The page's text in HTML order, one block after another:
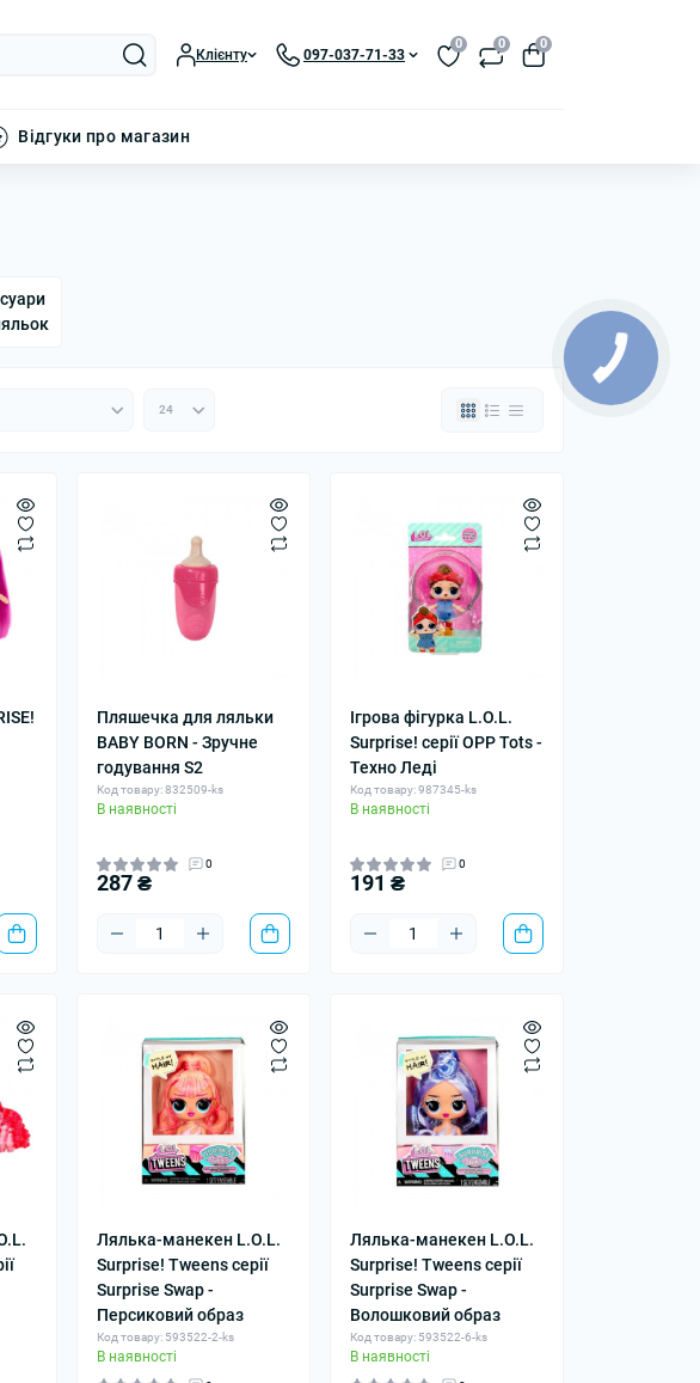
Клієнту 097-037-71-33
0 0 0
Відгуки про магазин
Пляшечка для ляльки
BABY BORN - Зручне
годування S2
Код товару: 832509-ks
В наявності
0
287 ₴
Ігрова фігурка L.O.L.
Surprise! серії OPP Tots -
Техно Леді
Код товару: 987345-ks
В наявності
0
191 ₴
Лялька-манекен L.O.L.
Surprise! Tweens серії
Surprise Swap -
Персиковий образ
Код товару: 593522-2-ks
В наявності
Лялька-манекен L.O.L.
Surprise! Tweens серії
Surprise Swap -
Волошковий образ
Код товару: 593522-6-ks
В наявності